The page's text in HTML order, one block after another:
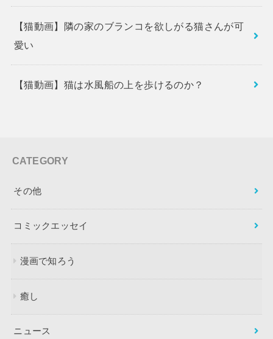
【猫動画】隣の家のブランコを欲しがる猫さんが可
愛い
【猫動画】猫は水風船の上を歩けるのか？
CATEGORY
その他
コミックエッセイ
漫画で知ろう
癒し
ニュース